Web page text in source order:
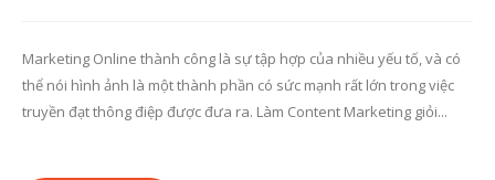
Marketing Online thành công là sự tập hợp của nhiều yếu tố, và có
thể nói hình ảnh là một thành phần có sức mạnh rất lớn trong việc
truyền đạt thông điệp được đưa ra. Làm Content Marketing giỏi...